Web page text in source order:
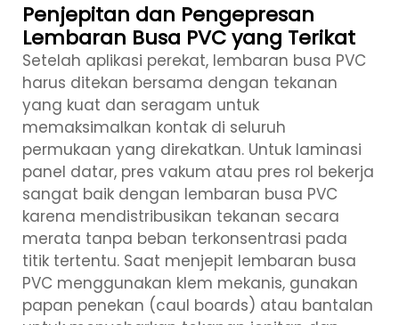
Penjepitan dan Pengepresan
Lembaran Busa PVC yang Terikat
Setelah aplikasi perekat, lembaran busa PVC
harus ditekan bersama dengan tekanan
yang kuat dan seragam untuk
memaksimalkan kontak di seluruh
permukaan yang direkatkan. Untuk laminasi
panel datar, pres vakum atau pres rol bekerja
sangat baik dengan lembaran busa PVC
karena mendistribusikan tekanan secara
merata tanpa beban terkonsentrasi pada
titik tertentu. Saat menjepit lembaran busa
PVC menggunakan klem mekanis, gunakan
papan penekan (caul boards) atau bantalan